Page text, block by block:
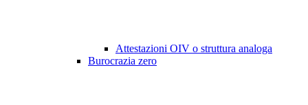
Attestazioni OIV o struttura analoga
Burocrazia zero